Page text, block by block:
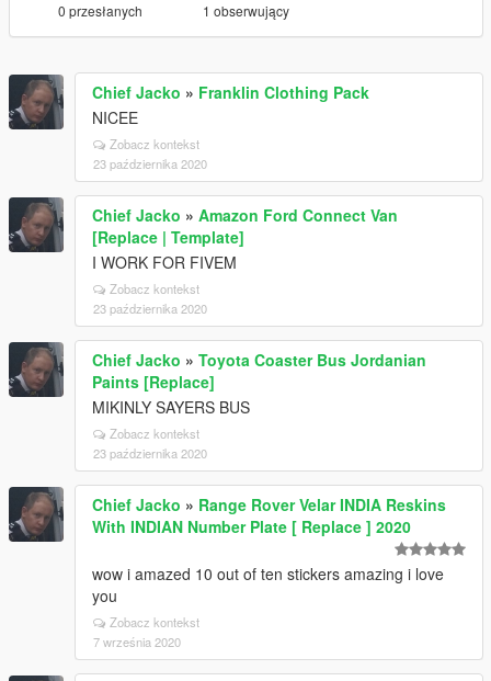
0 przesłanych 1 obserwujący
Chief Jacko » Franklin Clothing Pack
NICEE
Zobacz kontekst
23 października 2020
Chief Jacko » Amazon Ford Connect Van
[Replace | Template]
I WORK FOR FIVEM
Zobacz kontekst
23 października 2020
Chief Jacko » Toyota Coaster Bus Jordanian
Paints [Replace]
MIKINLY SAYERS BUS
Zobacz kontekst
23 października 2020
Chief Jacko » Range Rover Velar INDIA Reskins
With INDIAN Number Plate [ Replace ] 2020
wow i amazed 10 out of ten stickers amazing i love
you
Zobacz kontekst
7 września 2020